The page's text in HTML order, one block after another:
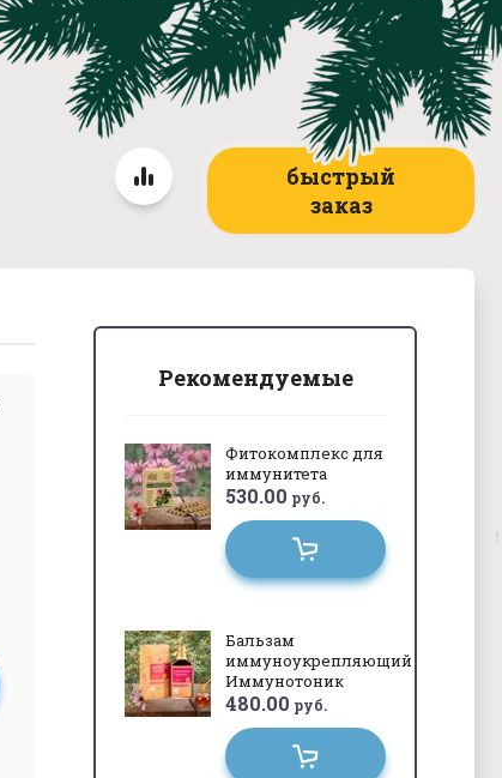
быстрый
заказ
Рекомендуемые
Фитокомплекс для
иммунитета
530.00 руб.
Бальзам
иммуноукрепляющий
Иммунотоник
480.00 руб.